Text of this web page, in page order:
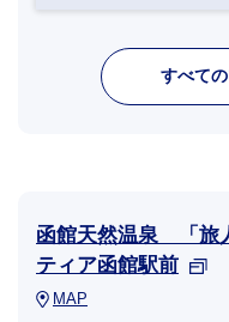
すべて
函館天然温泉 「旅
ティア函館駅前
MAP